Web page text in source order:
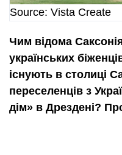
Source: Vista Create
Чим відома
українських
існують в столиці
переселенців з
дім» в Дрездені?